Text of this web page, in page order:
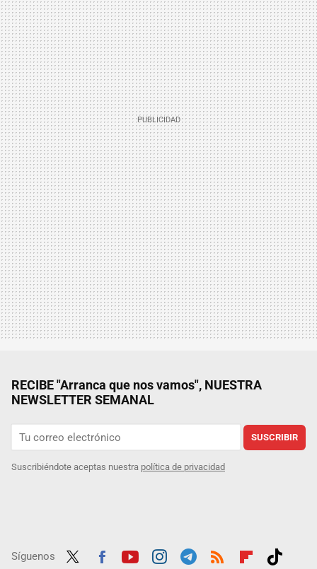
RECIBE "Arranca que nos vamos", NUESTRA
NEWSLETTER SEMANAL
SUSCRIBIR
Suscribiéndote aceptas nuestra política de privacidad
Síguenos